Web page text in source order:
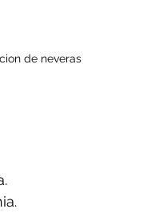
de neveras